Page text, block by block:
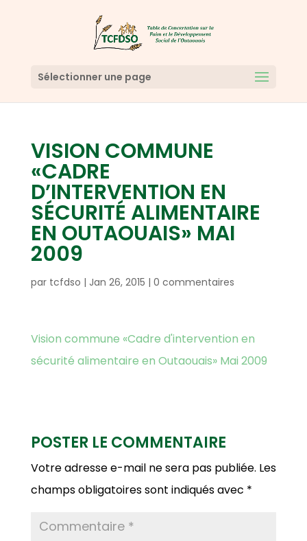
Sélectionner une page
VISION COMMUNE
«CADRE
D’INTERVENTION EN
SÉCURITÉ ALIMENTAIRE
EN OUTAOUAIS» MAI
2009
par tcfdso | Jan 26, 2015 | 0 commentaires
Vision commune «Cadre d'intervention en
sécurité alimentaire en Outaouais» Mai 2009
POSTER LE COMMENTAIRE
Votre adresse e-mail ne sera pas publiée. Les
champs obligatoires sont indiqués avec *